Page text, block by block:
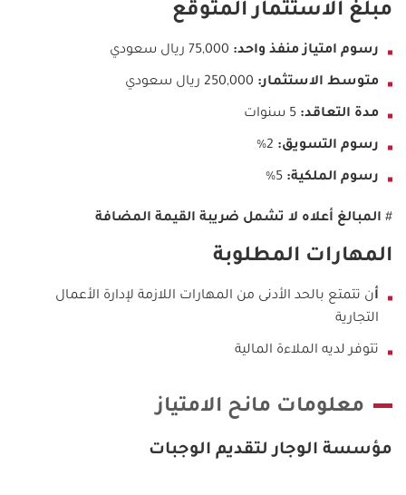
مبلغ الاستثمار المتوقع
رسوم امتياز منفذ واحد:
متوسط الاستثمار:
مدة التعاقد: 5 سنوات
رسوم التسويق:
رسوم الملكية:
# المبالغ أعلاه لا تشمل ضريبة القيمة المضافة
المهارات المطلوبة
أن تتمتع بالحد الأدنى من المهارات اللازمة لإدارة الأعمال
التجارية
تتوفر لديه الملاءة المالية
معلومات مانح الامتياز
مؤسسة الوجار لتقديم الوجبات